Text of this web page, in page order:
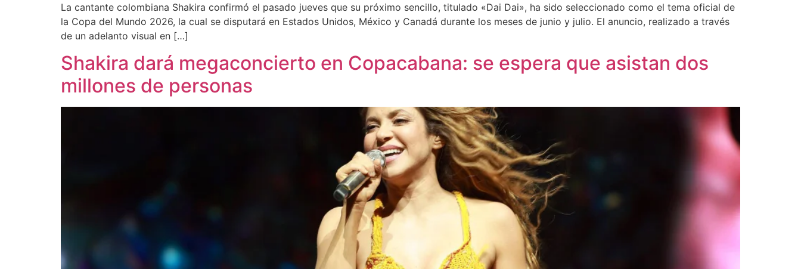
La cantante colombiana Shakira confirmó el pasado jueves que su próximo sencillo, titulado «Dai Dai», ha sido seleccionado como el tema oficial de
la Copa del Mundo 2026, la cual se disputará en Estados Unidos, México y Canadá durante los meses de junio y julio. El anuncio, realizado a través
de un adelanto visual en […]
Shakira dará megaconcierto en Copacabana: se espera que asistan dos
millones de personas